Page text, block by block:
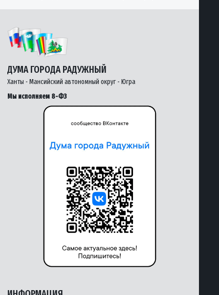
ДУМА ГОРОДА РАДУЖНЫЙ
Ханты - Мансийский автономный округ - Югра
Мы исполняем 8-ФЗ